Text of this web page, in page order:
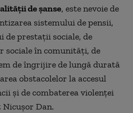
de șanse, este nevoie de
sistemului de pensii,
de prestații sociale, de
sociale în comunități, de
de îngrijire de lungă durată
obstacolelor la accesul
și de combaterea violenței
Nicușor Dan.